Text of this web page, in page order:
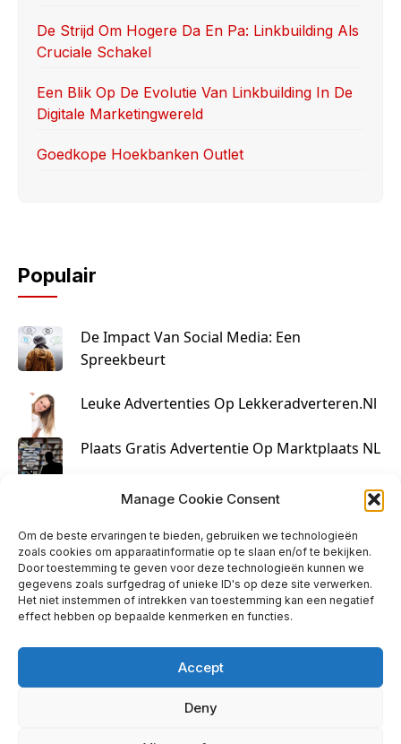
Manage Cookie Consent
Om de beste ervaringen te bieden, gebruiken we technologieën
zoals cookies om apparaatinformatie op te slaan en/of te bekijken.
Door toestemming te geven voor deze technologieën kunnen we
gegevens zoals surfgedrag of unieke ID's op deze site verwerken.
Het niet instemmen of intrekken van toestemming kan een negatief
effect hebben op bepaalde kenmerken en functies.
Accept
Deny
De Strijd Om Hogere Da En Pa: Linkbuilding Als
Cruciale Schakel
Een Blik Op De Evolutie Van Linkbuilding In De
Digitale Marketingwereld
Goedkope Hoekbanken Outlet
Populair
De Impact Van Social Media: Een
Spreekbeurt
Leuke Advertenties Op Lekkeradverteren.nl
Plaats Gratis Advertentie Op Marktplaats NL
Kruisbestuiving Voor Succesvolle Marketing